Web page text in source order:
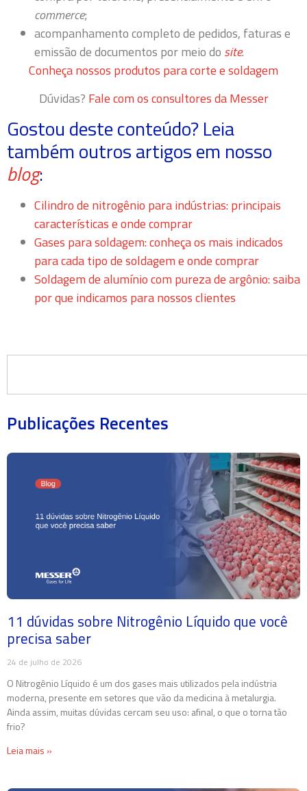
commerce;
acompanhamento completo de pedidos, faturas e
emissão de documentos por meio do site.
Conheça nossos produtos para corte e soldagem
Dúvidas? Fale com os consultores da Messer
Gostou deste conteúdo? Leia
também outros artigos em nosso
blog:
Cilindro de nitrogênio para indústrias: principais
características e onde comprar
Gases para soldagem: conheça os mais indicados
para cada tipo de soldagem e onde comprar
Soldagem de alumínio com pureza de argônio: saiba
por que indicamos para nossos clientes
Publicações Recentes
11 dúvidas sobre Nitrogênio Líquido que você
precisa saber
24 de julho de 2026
O Nitrogênio Líquido é um dos gases mais utilizados pela indústria
moderna, presente em setores que vão da medicina à metalurgia.
Ainda assim, muitas dúvidas cercam seu uso: afinal, o que o torna tão
frio?
Leia mais »